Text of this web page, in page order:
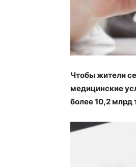
Чтобы жители
медицинские
более 10,2 млрд